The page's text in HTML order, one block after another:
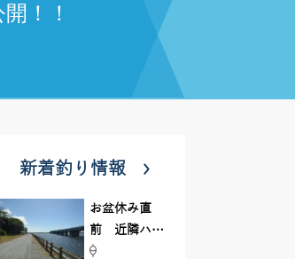
！！
新着釣り情報
お盆休み直
前 近隣ハゼ
釣り場調査し